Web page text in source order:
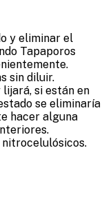
y eliminar el
Tapaporos
sin diluir.
lijará, si están en
se eliminaría
hacer alguna
nitrocelulósicos.